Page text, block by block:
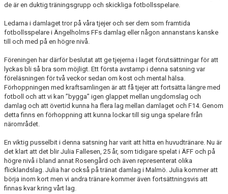
de är en duktig träningsgrupp och skickliga fotbollsspelare.
Ledarna i damlaget tror på våra tjejer och ser dem som framtida
fotbollsspelare i Ängelholms FFs damlag eller någon annanstans kanske
till och med på en högre nivå.
Föreningen har därför beslutat att ge tjejerna i laget förutsättningar för att
lyckas bli så bra som möjligt. Ett första avstamp i denna satsning var
föreläsningen för två veckor sedan om kost och mental hälsa.
Förhoppningen med kraftsamlingen är att få tjejer att fortsätta längre med
fotboll och att vi kan ”bygga” igen glappet mellan ungdomslag och
damlag och att övertid kunna ha flera lag mellan damlaget och F14. Genom
detta finns en förhoppning att kunna lockar till sig unga spelare från
närområdet.
En viktig pusselbit i denna satsning har varit att hitta en huvudtränare. Nu är
det klart att det blir Julia Fallesen, 25 år, som tidigare spelat i ÄFF och på
högre nivå i bland annat Rosengård och även representerat olika
flicklandslag. Julia har också på tränat damlag i Malmö. Julia kommer att
börja inom kort men vi andra tränare kommer även fortsättningsvis att
finnas kvar kring vårt lag.